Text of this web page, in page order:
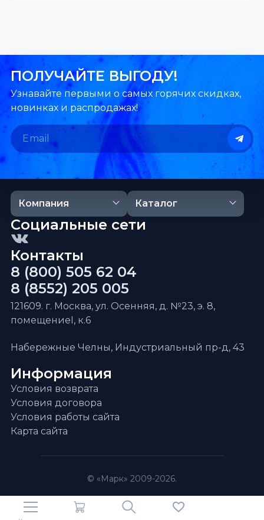
ПОЛУЧАЙТЕ ВЫГОДУ!
Узнавайте первыми о самых горячих скидках,
новинках и распродажах!
Компания Каталог
Информация
Условия возврата
Условия договора
Условия работы сайта
Карта сайта
Контакты
8 (800) 505 62 04
8 (8552) 205 005
121609. г. Москва, ул. Осенняя, д. №23, э. 8,
помещениеI, к.6
Набережные Челны, Индустриальный пр-д, 43
Социальные сети
© «Марк» 2009-2026.